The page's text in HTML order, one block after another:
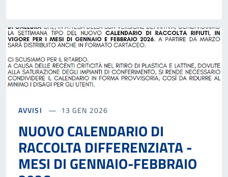
AVVISI 13 GEN 2026
NUOVO CALENDARIO DI
RACCOLTA DIFFERENZIATA -
MESI DI GENNAIO-FEBBRAIO